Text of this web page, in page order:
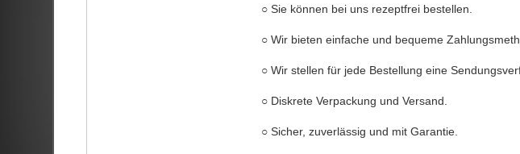
○ Sie können bei uns rezeptfrei bestellen.
○ Wir bieten einfache und bequeme
○ Wir stellen für jede Bestellung eine
○ Diskrete Verpackung und Versand.
○ Sicher, zuverlässig und mit Garantie.